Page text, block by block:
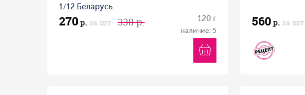
1/12 Беларусь
270р. за шт 338 р. 120 г
наличие: 5
560р. за шт